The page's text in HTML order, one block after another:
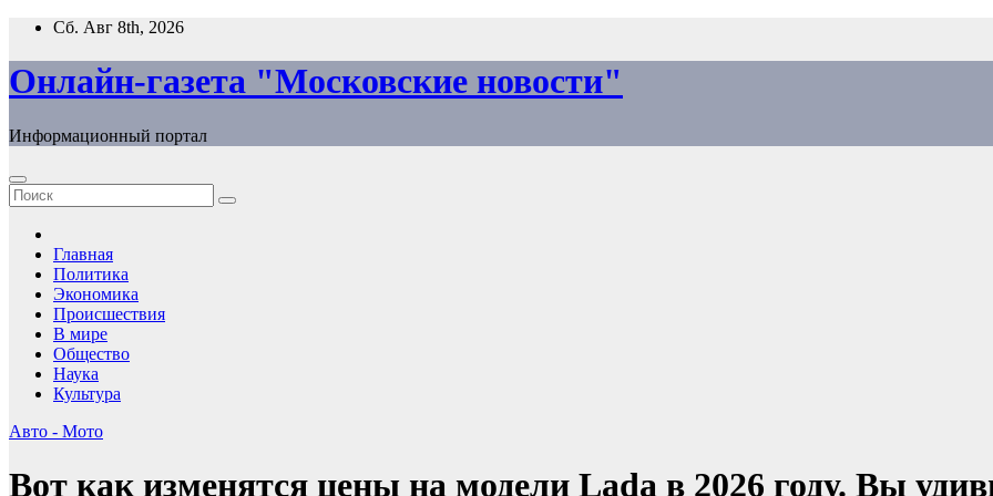
Перейти
содержимому
Сб. Авг 8th, 2026
Онлайн-газета "Московские новости"
Информационный портал
Главная
Политика
Экономика
Происшествия
В мире
Общество
Наука
Культура
Авто - Мото
Вот как изменятся цены на модели Lada в 2026 году. Вы